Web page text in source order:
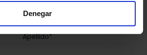
Denegar
Apellido*